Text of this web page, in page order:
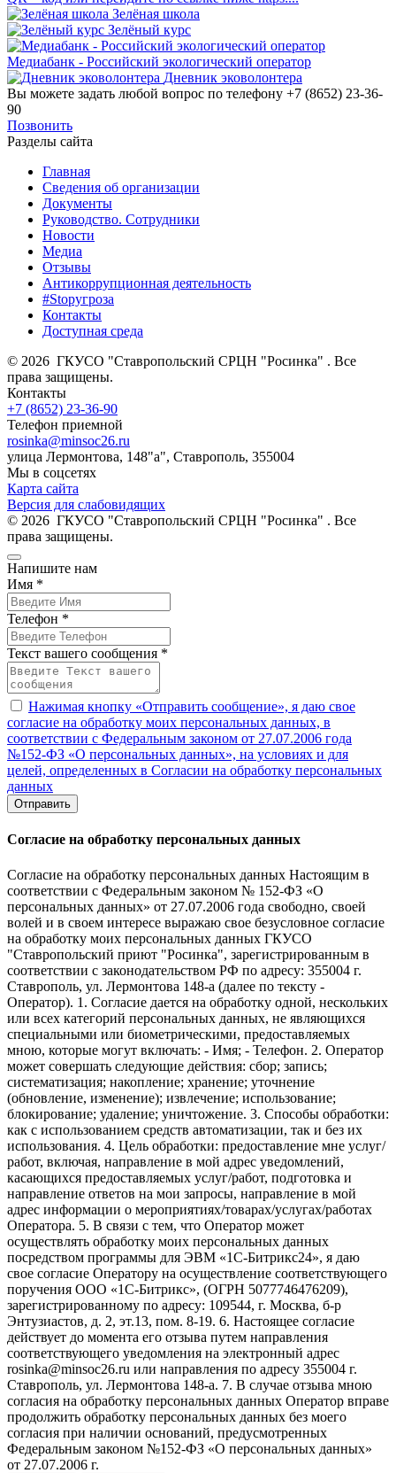
Зелёная школа
Зелёный курс
Медиабанк - Российский экологический оператор
Дневник эковолонтера
Вы можете задать любой вопрос по телефону +7 (8652) 23-36-
90
Позвонить
Разделы сайта
Главная
Сведения об организации
Документы
Руководство. Сотрудники
Новости
Медиа
Отзывы
Антикоррупционная деятельность
#Stopугроза
Контакты
Доступная среда
© 2026 ГКУСО "Ставропольский СРЦН "Росинка" . Все
права защищены.
Контакты
+7 (8652) 23-36-90
Телефон приемной
rosinka@minsoc26.ru
улица Лермонтова, 148"а", Ставрополь, 355004
Мы в соцсетях
Карта сайта
Версия для слабовидящих
© 2026 ГКУСО "Ставропольский СРЦН "Росинка" . Все
права защищены.
Напишите нам
Имя *
Телефон *
Текст вашего сообщения *
Нажимая кнопку «Отправить сообщение», я даю свое
согласие на обработку моих персональных данных, в
соответствии с Федеральным законом от 27.07.2006 года
№152-ФЗ «О персональных данных», на условиях и для
целей, определенных в Согласии на обработку персональных
данных
Отправить
Согласие на обработку персональных данных
Согласие на обработку персональных данных Настоящим в
соответствии с Федеральным законом № 152-ФЗ «О
персональных данных» от 27.07.2006 года свободно, своей
волей и в своем интересе выражаю свое безусловное согласие
на обработку моих персональных данных ГКУСО
"Ставропольский приют "Росинка", зарегистрированным в
соответствии с законодательством РФ по адресу: 355004 г.
Ставрополь, ул. Лермонтова 148-а (далее по тексту -
Оператор). 1. Согласие дается на обработку одной, нескольких
или всех категорий персональных данных, не являющихся
специальными или биометрическими, предоставляемых
мною, которые могут включать: - Имя; - Телефон. 2. Оператор
может совершать следующие действия: сбор; запись;
систематизация; накопление; хранение; уточнение
(обновление, изменение); извлечение; использование;
блокирование; удаление; уничтожение. 3. Способы обработки:
как с использованием средств автоматизации, так и без их
использования. 4. Цель обработки: предоставление мне услуг/
работ, включая, направление в мой адрес уведомлений,
касающихся предоставляемых услуг/работ, подготовка и
направление ответов на мои запросы, направление в мой
адрес информации о мероприятиях/товарах/услугах/работах
Оператора. 5. В связи с тем, что Оператор может
осуществлять обработку моих персональных данных
посредством программы для ЭВМ «1С-Битрикс24», я даю
свое согласие Оператору на осуществление соответствующего
поручения ООО «1С-Битрикс», (ОГРН 5077746476209),
зарегистрированному по адресу: 109544, г. Москва, б-р
Энтузиастов, д. 2, эт.13, пом. 8-19. 6. Настоящее согласие
действует до момента его отзыва путем направления
соответствующего уведомления на электронный адрес
rosinka@minsoc26.ru или направления по адресу 355004 г.
Ставрополь, ул. Лермонтова 148-а. 7. В случае отзыва мною
согласия на обработку персональных данных Оператор вправе
продолжить обработку персональных данных без моего
согласия при наличии оснований, предусмотренных
Федеральным законом №152-ФЗ «О персональных данных»
от 27.07.2006 г.